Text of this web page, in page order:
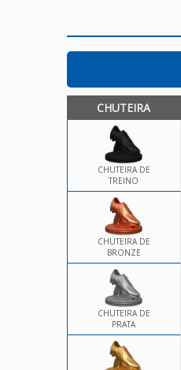
CHUTEIRA
CHUTEIRA DE
TREINO
CHUTEIRA DE
BRONZE
CHUTEIRA DE
PRATA